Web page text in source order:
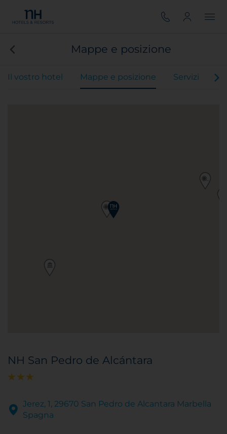
Mappe e posizione
Il vostro hotel Mappe e posizione Servizi
NH San Pedro de Alcántara
Jerez, 1, 29670 San Pedro de Alcantara Marbella
Spagna